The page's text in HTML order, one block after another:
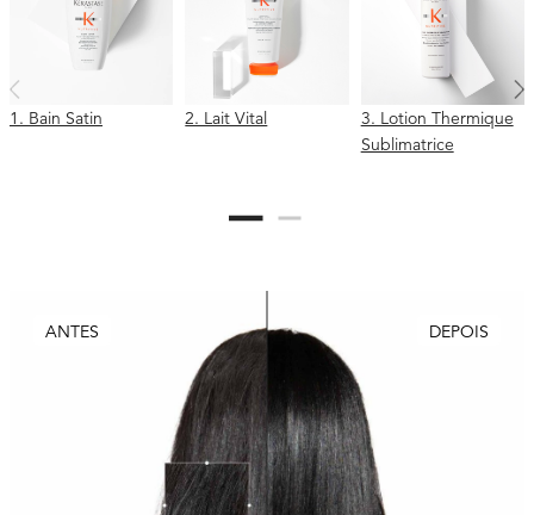
1. Bain Satin 2. Lait Vital
3. Lotion Thermique
Sublimatrice
DEPOIS
ANTES